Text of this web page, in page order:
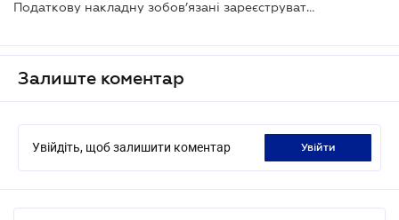
Податкову накладну зобов’язані зареєструвати, якщо не порушено вимоги щодо її формування
Залиште коментар
Увійдіть, щоб залишити коментар увійти